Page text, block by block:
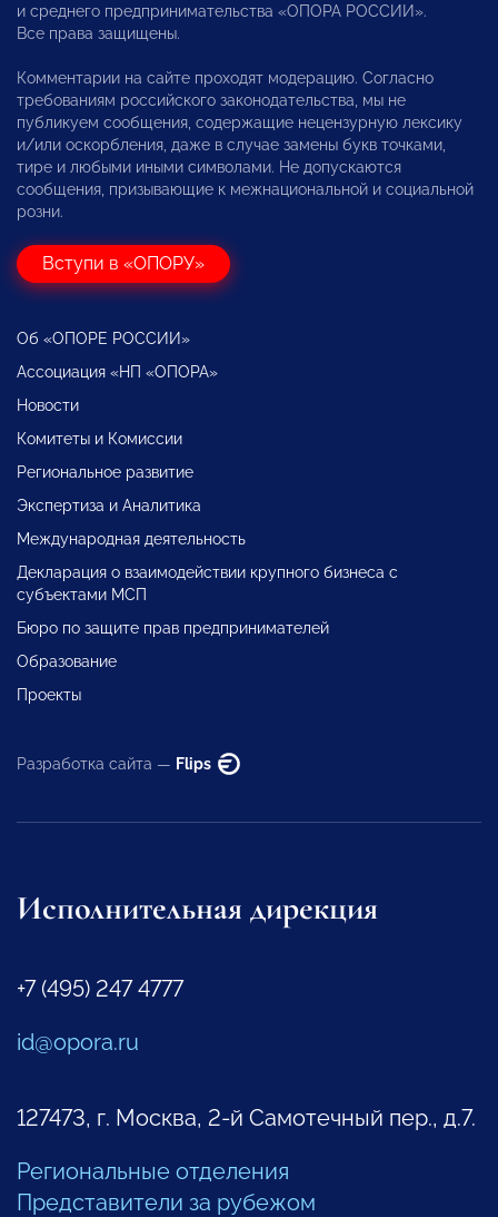
и среднего предпринимательства «ОПОРА РОССИИ».
Все права защищены.
Комментарии на сайте проходят модерацию. Согласно
требованиям российского законодательства, мы не
публикуем сообщения, содержащие нецензурную лексику
и/или оскорбления, даже в случае замены букв точками,
тире и любыми иными символами. Не допускаются
сообщения, призывающие к межнациональной и социальной
розни.
Вступи в «ОПОРУ»
Об «ОПОРЕ РОССИИ»
Ассоциация «НП «ОПОРА»
Новости
Комитеты и Комиссии
Региональное развитие
Экспертиза и Аналитика
Международная деятельность
Декларация о взаимодействии крупного бизнеса с
субъектами МСП
Бюро по защите прав предпринимателей
Образование
Проекты
Разработка сайта — Flips
Исполнительная дирекция
+7 (495) 247 4777
id@opora.ru
127473, г. Москва, 2-й Самотечный пер., д.7.
Региональные отделения
Представители за рубежом